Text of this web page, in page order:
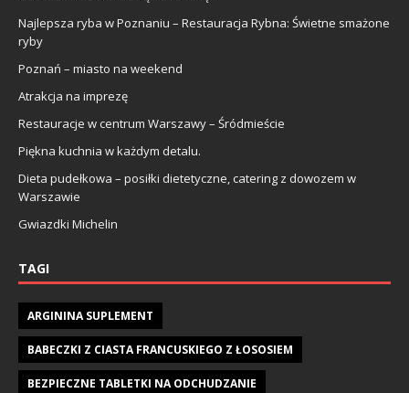
Najlepsza ryba w Poznaniu – Restauracja Rybna: Świetne smażone
ryby
Poznań – miasto na weekend
Atrakcja na imprezę
Restauracje w centrum Warszawy – Śródmieście
Piękna kuchnia w każdym detalu.
Dieta pudełkowa – posiłki dietetyczne, catering z dowozem w
Warszawie
Gwiazdki Michelin
TAGI
ARGININA SUPLEMENT
BABECZKI Z CIASTA FRANCUSKIEGO Z ŁOSOSIEM
BEZPIECZNE TABLETKI NA ODCHUDZANIE